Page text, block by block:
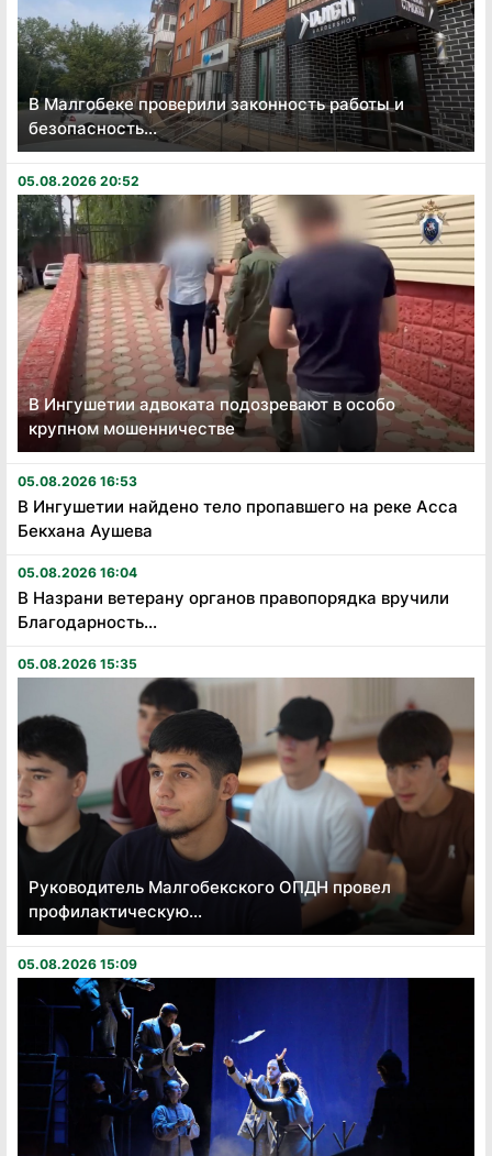
В Малгобеке проверили законность работы и
безопасность...
05.08.2026 20:52
В Ингушетии адвоката подозревают в особо
крупном мошенничестве
05.08.2026 16:53
В Ингушетии найдено тело пропавшего на реке Асса
Бекхана Аушева
05.08.2026 16:04
В Назрани ветерану органов правопорядка вручили
Благодарность...
05.08.2026 15:35
Руководитель Малгобекского ОПДН провел
профилактическую...
05.08.2026 15:09